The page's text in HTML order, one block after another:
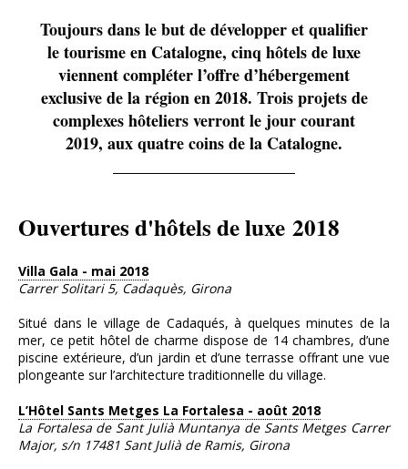
Toujours dans le but de développer et qualifier
le tourisme en Catalogne, cinq hôtels de luxe
viennent compléter l’offre d’hébergement
exclusive de la région en 2018. Trois projets de
complexes hôteliers verront le jour courant
2019, aux quatre coins de la Catalogne.
Ouvertures d'hôtels de luxe 2018
Villa Gala - mai 2018
Carrer Solitari 5, Cadaquès, Girona
Situé dans le village de Cadaqués, à quelques minutes de la
mer, ce petit hôtel de charme dispose de 14 chambres, d’une
piscine extérieure, d’un jardin et d’une terrasse offrant une vue
plongeante sur l’architecture traditionnelle du village.
L’Hôtel Sants Metges La Fortalesa - août 2018
La Fortalesa de Sant Julià Muntanya de Sants Metges Carrer
Major, s/n 17481 Sant Julià de Ramis, Girona